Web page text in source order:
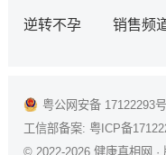
逆转不孕 销售频
粤公网安备 17122293号
工信部备案: 粤ICP备
© 2022-2026 健康真相网 ·